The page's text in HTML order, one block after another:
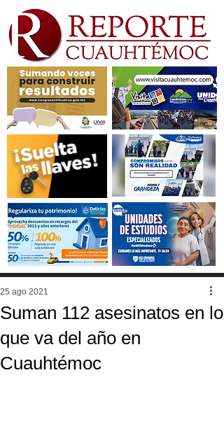
Suman 112 asesinatos en lo
que va del año en
Cuauhtémoc
25 ago 2021